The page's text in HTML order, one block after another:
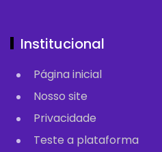
Institucional
Página inicial
Nosso site
Privacidade
Teste a plataforma